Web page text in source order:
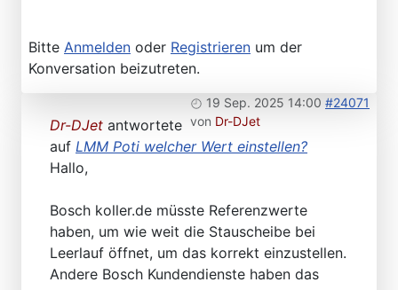
Bitte Anmelden oder Registrieren um der
Konversation beizutreten.
19 Sep. 2025 14:00 #24071
von Dr-DJet
Dr-DJet antwortete
auf LMM Poti welcher Wert einstellen?
Hallo,
Bosch koller.de müsste Referenzwerte
haben, um wie weit die Stauscheibe bei
Leerlauf öffnet, um das korrekt einzustellen.
Andere Bosch Kundendienste haben das